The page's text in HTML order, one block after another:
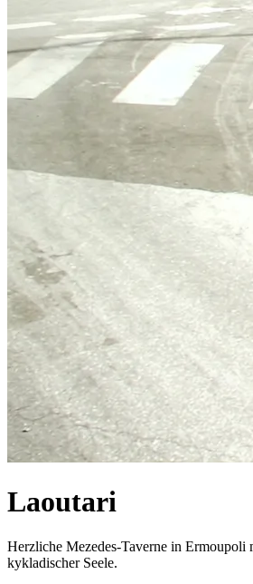
Laoutari
Herzliche Mezedes-Taverne in Ermoupoli
kykladischer Seele.